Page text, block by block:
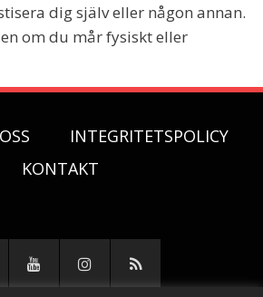
dig själv eller någon annan.
om du mår fysiskt eller
INTEGRITETSPOLICY
KONTAKT